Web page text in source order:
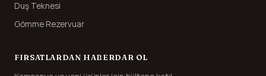
Duş Teknesi
Gömme Rezervuar
FIRSATLARDAN HABERDAR OL